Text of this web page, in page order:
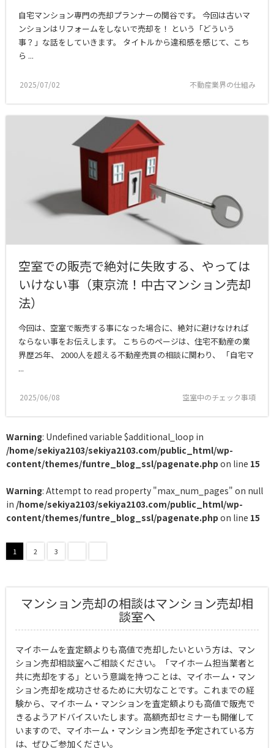
自宅マンション専門の売却プランナーの関谷です。 今回は古いマ
ンションはリフォームをしないで売却を！ という「どういう
事？」な話をしていきます。 タイトルから違和感を感じて、こち
ら ...
2025/07/02 不動産業界の仕組み
空室での販売で絶対に失敗する、やっては
いけない事（東京流！中古マンション売却
法）
今回は、空室で販売する事になった場合に、絶対に避けなければ
ならない事をお伝えします。 こちらのページは、住宅不動産の業
界歴25年、 2000人を超える不動産売買の相談に関わり、 「自宅マ
...
2025/06/08 空室中のチェック事項
Warning: Undefined variable $additional_loop in
/home/sekiya2103/sekiya2103.com/public_html/wp-
content/themes/funtre_blog_ssl/pagenate.php on line 15
Warning: Attempt to read property "max_num_pages" on null
in /home/sekiya2103/sekiya2103.com/public_html/wp-
content/themes/funtre_blog_ssl/pagenate.php on line 15
1 2 3
マンション売却の相談はマンション売却相
談室へ
マイホームを査定額よりも高値で売却したいという方は、マン
ション売却相談室へご相談ください。「マイホーム担当業者と
共に売却をする」という意識を持つことは、マイホーム・マン
ション売却を成功させるために大切なことです。これまでの経
験から、マイホーム・マンションを査定額よりも高値で販売で
きるようアドバイスいたします。高額売却セミナーも開催して
いますので、マイホーム・マンション売却を予定されている方
は、ぜひご参加ください。